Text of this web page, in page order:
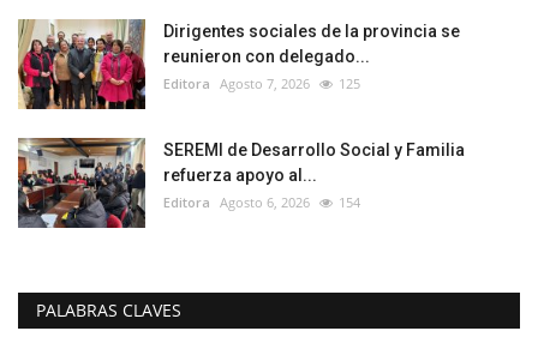
Dirigentes sociales de la provincia se
reunieron con delegado...
Editora Agosto 7, 2026 125
SEREMI de Desarrollo Social y Familia
refuerza apoyo al...
Editora Agosto 6, 2026 154
PALABRAS CLAVES